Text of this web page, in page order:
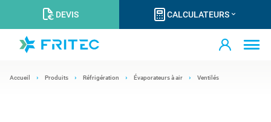
DEVIS CALCULATEURS
Accueil Produits Réfrigération Évaporateurs à air Ventilés